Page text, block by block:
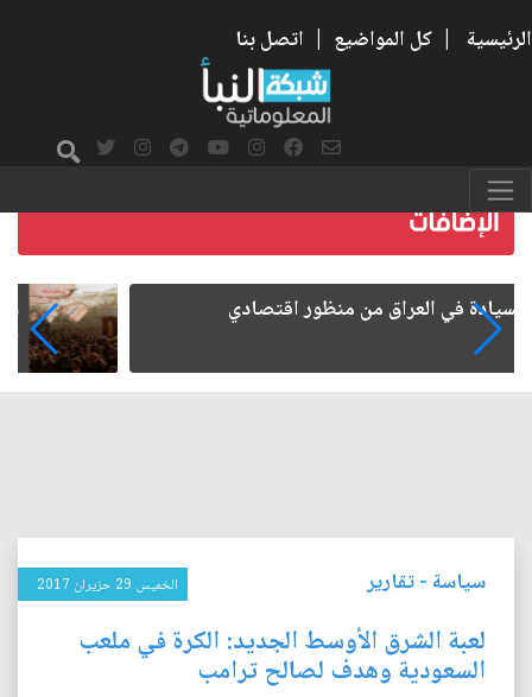
الرئيسية | كل المواضيع | اتصل بنا
ما بعد الأربعين.. كيف اتسعت الزيارة من هويتها
سياسة-تقارير الخميس 29 حزيران 2017
لعبة الشرق الأوسط الجديد: الكرة في ملعب
السعودية وهدف لصالح ترامب